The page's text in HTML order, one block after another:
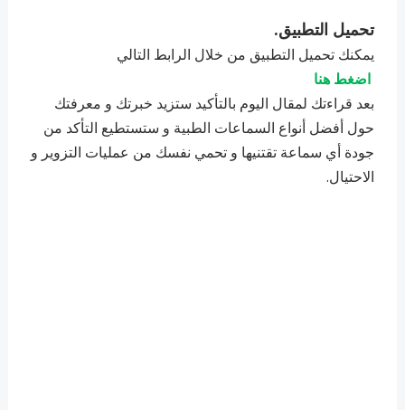
تحميل التطبيق.
يمكنك تحميل التطبيق من خلال الرابط التالي
اضغط هنا
بعد قراءتك لمقال اليوم بالتأكيد ستزيد خبرتك و معرفتك
حول أفضل أنواع السماعات الطبية و ستستطيع التأكد من
جودة أي سماعة تقتنيها و تحمي نفسك من عمليات التزوير و
الاحتيال.